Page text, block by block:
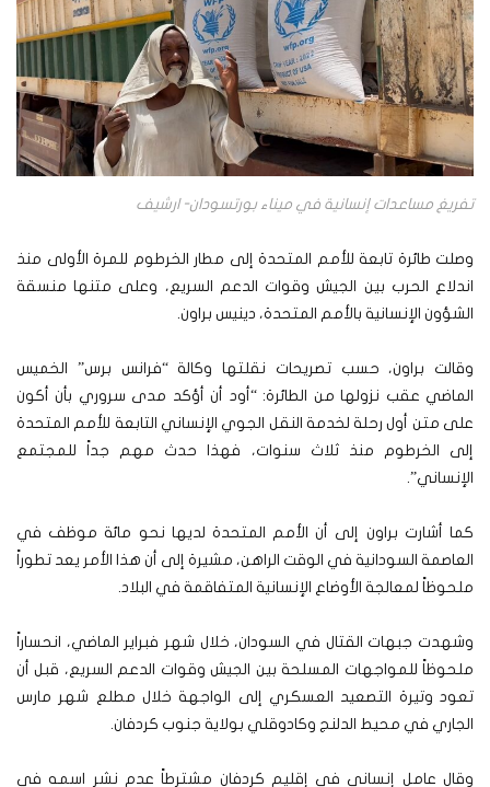
تفريغ مساعدات إنسانية في ميناء بورتسودان- ارشيف
وصلت طائرة تابعة للأمم المتحدة إلى مطار الخرطوم للمرة الأولى منذ
اندلاع الحرب بين الجيش وقوات الدعم السريع، وعلى متنها منسقة
الشؤون الإنسانية بالأمم المتحدة، دينيس براون.
وقالت براون، حسب تصريحات نقلتها وكالة “فرانس برس” الخميس
الماضي عقب نزولها من الطائرة: “أود أن أؤكد مدى سروري بأن أكون
على متن أول رحلة لخدمة النقل الجوي الإنساني التابعة للأمم المتحدة
إلى الخرطوم منذ ثلاث سنوات، فهذا حدث مهم جداً للمجتمع
الإنساني”.
كما أشارت براون إلى أن الأمم المتحدة لديها نحو مائة موظف في
العاصمة السودانية في الوقت الراهن، مشيرة إلى أن هذا الأمر يعد تطوراً
ملحوظاً لمعالجة الأوضاع الإنسانية المتفاقمة في البلاد.
وشهدت جبهات القتال في السودان، خلال شهر فبراير الماضي، انحساراً
ملحوظاً للمواجهات المسلحة بين الجيش وقوات الدعم السريع، قبل أن
تعود وتيرة التصعيد العسكري إلى الواجهة خلال مطلع شهر مارس
الجاري في محيط الدلنج وكادوقلي بولاية جنوب كردفان.
وقال عامل إنساني في إقليم كردفان مشترطاً عدم نشر اسمه في